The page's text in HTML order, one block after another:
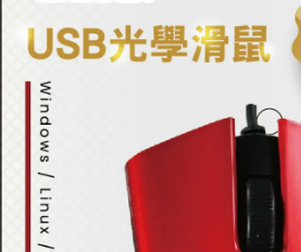
繼續購物